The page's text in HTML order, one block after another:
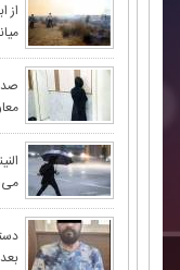
از
بعد از ۱۱ ماه